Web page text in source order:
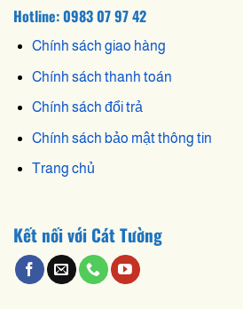
Hotline: 0983 07 97 42
Chính sách giao hàng
Chính sách thanh toán
Chính sách đổi trả
Chính sách bảo mật thông tin
Trang chủ
Kết nối với Cát Tường